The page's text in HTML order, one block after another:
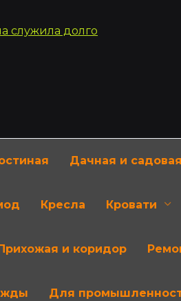
Дачная и садовая
Кресла Кровати
и коридор
Для